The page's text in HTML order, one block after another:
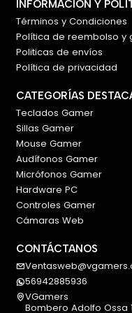
Su combinación de
comodidad lo
alternativa para
inalámbrico original,
Características
Mouse
Diseño temático
Conectividad tri-
Bluetooth 3.0,
Alcance
Funcionamiento
Diseño
Superficie skin-
Funcionamiento
Pila no incluida.
Fabricación en
INFORMACIÓN Y
Términos y Condiciones
Política de reembolso y
Politicas de envíos
Política de privacidad
CATEGORÍAS
Teclados Gamer
Sillas Gamer
Mouse Gamer
Audífonos Gamer
Micrófonos Gamer
Hardware PC
Controles Gamer
Cámaras Web
CONTÁCTANOS
56942885936
VGamers
Bombero Adolfo Ossa